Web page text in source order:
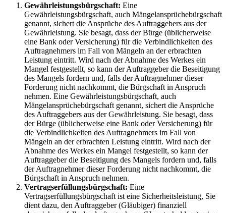
Gewährleistungsbürgschaft: Eine
Gewährleistungsbürgschaft, auch Mängelansprüchebürgschaft
genannt, sichert die Ansprüche des Auftraggebers aus der
Gewährleistung. Sie besagt, dass der Bürge (üblicherweise
eine Bank oder Versicherung) für die Verbindlichkeiten des
Auftragnehmers im Fall von Mängeln an der erbrachten
Leistung eintritt. Wird nach der Abnahme des Werkes ein
Mangel festgestellt, so kann der Auftraggeber die Beseitigung
des Mangels fordern und, falls der Auftragnehmer dieser
Forderung nicht nachkommt, die Bürgschaft in Anspruch
nehmen. Eine Gewährleistungsbürgschaft, auch
Mängelansprüchebürgschaft genannt, sichert die Ansprüche
des Auftraggebers aus der Gewährleistung. Sie besagt, dass
der Bürge (üblicherweise eine Bank oder Versicherung) für
die Verbindlichkeiten des Auftragnehmers im Fall von
Mängeln an der erbrachten Leistung eintritt. Wird nach der
Abnahme des Werkes ein Mangel festgestellt, so kann der
Auftraggeber die Beseitigung des Mangels fordern und, falls
der Auftragnehmer dieser Forderung nicht nachkommt, die
Bürgschaft in Anspruch nehmen.
Vertragserfüllungsbürgschaft: Eine
Vertragserfüllungsbürgschaft ist eine Sicherheitsleistung, Sie
dient dazu, den Auftraggeber (Gläubiger) finanziell